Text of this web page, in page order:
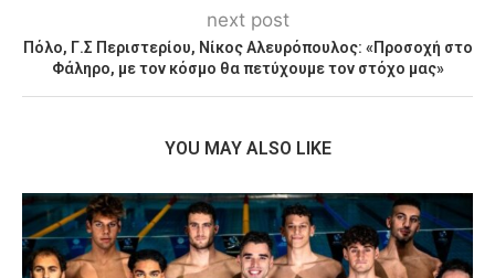
next post
Πόλο, Γ.Σ Περιστερίου, Νίκος Αλευρόπουλος: «Προσοχή στο
Φάληρο, με τον κόσμο θα πετύχουμε τον στόχο μας»
YOU MAY ALSO LIKE